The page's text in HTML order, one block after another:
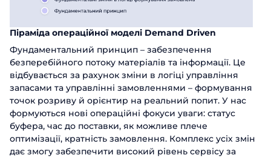
Піраміда операційної моделі Demand Driven
Фундаментальний принцип – забезпечення
безперебійного потоку матеріалів та інформації. Це
відбувається за рахунок зміни в логіці управління
запасами та управлінні замовленнями – формування
точок розриву й орієнтир на реальний попит. У нас
формуються нові операційні фокуси уваги: статус
буфера, час до поставки, як можливе плече
оптимізації, кратність замовлення. Комплекс усіх змін
дає змогу забезпечити високий рівень сервісу за